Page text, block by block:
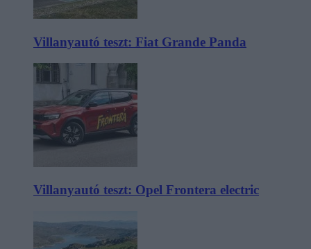
Villanyautó teszt: Fiat Grande Panda
Villanyautó teszt: Opel Frontera electric